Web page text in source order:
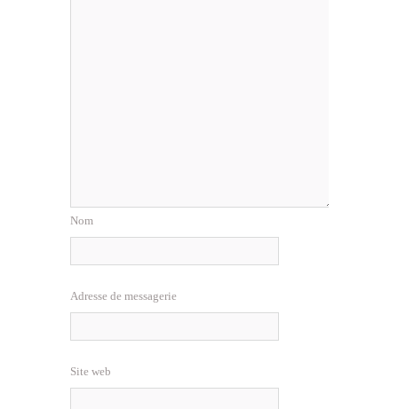
Nom
Adresse de messagerie
Site web